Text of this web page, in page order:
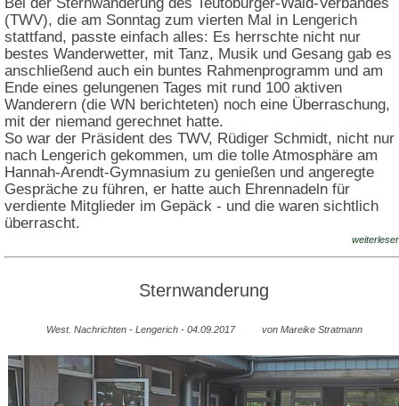
Bei der Sternwanderung des Teutoburger-Wald-Verbandes
(TWV), die am Sonntag zum vierten Mal in Lengerich
stattfand, passte einfach alles: Es herrschte nicht nur
bestes Wanderwetter, mit Tanz, Musik und Gesang gab es
anschließend auch ein buntes Rahmenprogramm und am
Ende eines gelungenen Tages mit rund 100 aktiven
Wanderern (die WN berichteten) noch eine Überraschung,
mit der niemand gerechnet hatte.
So war der Präsident des TWV, Rüdiger Schmidt, nicht nur
nach Lengerich gekommen, um die tolle Atmosphäre am
Hannah-Arendt-Gymnasium zu genießen und angeregte
Gespräche zu führen, er hatte auch Ehrennadeln für
verdiente Mitglieder im Gepäck - und die waren sichtlich
überrascht.
Sternwanderung
West. Nachrichten - Lengerich - 04.09.2017 von Mareike Stratmann